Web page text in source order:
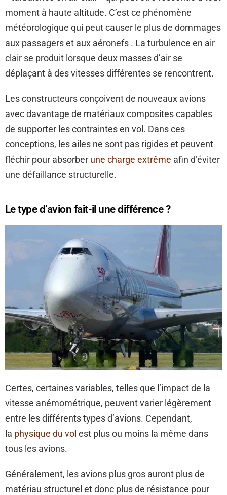
moment à haute altitude. C’est ce phénomène
météorologique qui peut causer le plus de dommages
aux passagers et aux aéronefs . La turbulence en air
clair se produit lorsque deux masses d’air se
déplaçant à des vitesses différentes se rencontrent.
Les constructeurs conçoivent de nouveaux avions
avec davantage de matériaux composites capables
de supporter les contraintes en vol. Dans ces
conceptions, les ailes ne sont pas rigides et peuvent
fléchir pour absorber une charge extrême afin d’éviter
une défaillance structurelle.
Le type d’avion fait-il une différence ?
Certes, certaines variables, telles que l’impact de la
vitesse anémométrique, peuvent varier légèrement
entre les différents types d’avions. Cependant,
la physique du vol est plus ou moins la même dans
tous les avions.
Généralement, les avions plus gros auront plus de
matériau structurel et donc plus de résistance pour